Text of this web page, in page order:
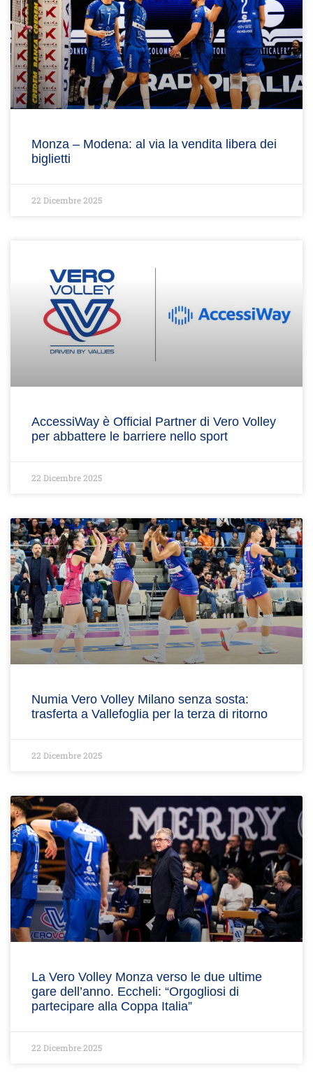
Monza – Modena: al via la vendita libera dei
biglietti
22 Dicembre 2025
AccessiWay è Official Partner di Vero Volley
per abbattere le barriere nello sport
22 Dicembre 2025
Numia Vero Volley Milano senza sosta:
trasferta a Vallefoglia per la terza di ritorno
22 Dicembre 2025
La Vero Volley Monza verso le due ultime
gare dell’anno. Eccheli: “Orgogliosi di
partecipare alla Coppa Italia”
22 Dicembre 2025